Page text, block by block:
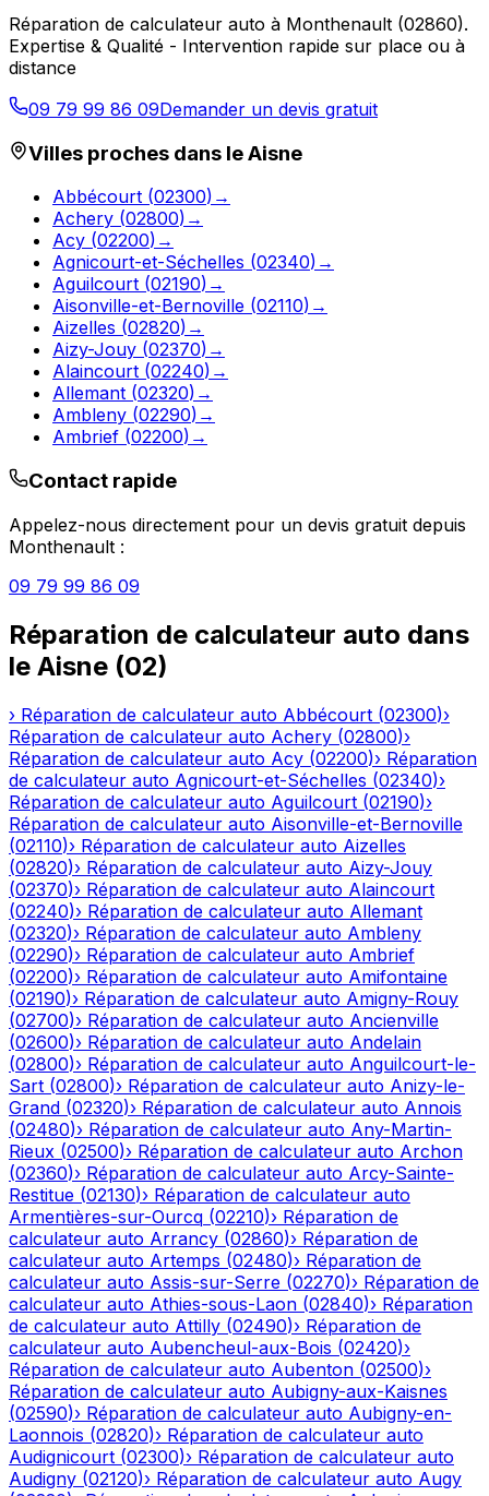
Réparation de calculateur auto à Monthenault (02860).
Expertise & Qualité - Intervention rapide sur place ou à
distance
09 79 99 86 09Demander un devis gratuit
Villes proches dans leAisne
Abbécourt (02300) →
Achery (02800) →
Acy (02200) →
Agnicourt-et-Séchelles (02340) →
Aguilcourt (02190) →
Aisonville-et-Bernoville (02110) →
Aizelles (02820) →
Aizy-Jouy (02370) →
Alaincourt (02240) →
Allemant (02320) →
Ambleny (02290) →
Ambrief (02200) →
Contact rapide
Appelez-nous directement pour un devis gratuit depuis
Monthenault :
09 79 99 86 09
Réparation de calculateur auto dans
le Aisne (02)
› Réparation de calculateur auto Abbécourt (02300)›
Réparation de calculateur auto Achery (02800)›
Réparation de calculateur auto Acy (02200)› Réparation
de calculateur auto Agnicourt-et-Séchelles (02340)›
Réparation de calculateur auto Aguilcourt (02190)›
Réparation de calculateur auto Aisonville-et-Bernoville
(02110)› Réparation de calculateur auto Aizelles
(02820)› Réparation de calculateur auto Aizy-Jouy
(02370)› Réparation de calculateur auto Alaincourt
(02240)› Réparation de calculateur auto Allemant
(02320)› Réparation de calculateur auto Ambleny
(02290)› Réparation de calculateur auto Ambrief
(02200)› Réparation de calculateur auto Amifontaine
(02190)› Réparation de calculateur auto Amigny-Rouy
(02700)› Réparation de calculateur auto Ancienville
(02600)› Réparation de calculateur auto Andelain
(02800)› Réparation de calculateur auto Anguilcourt-le-
Sart (02800)› Réparation de calculateur auto Anizy-le-
Grand (02320)› Réparation de calculateur auto Annois
(02480)› Réparation de calculateur auto Any-Martin-
Rieux (02500)› Réparation de calculateur auto Archon
(02360)› Réparation de calculateur auto Arcy-Sainte-
Restitue (02130)› Réparation de calculateur auto
Armentières-sur-Ourcq (02210)› Réparation de
calculateur auto Arrancy (02860)› Réparation de
calculateur auto Artemps (02480)› Réparation de
calculateur auto Assis-sur-Serre (02270)› Réparation de
calculateur auto Athies-sous-Laon (02840)› Réparation
de calculateur auto Attilly (02490)› Réparation de
calculateur auto Aubencheul-aux-Bois (02420)›
Réparation de calculateur auto Aubenton (02500)›
Réparation de calculateur auto Aubigny-aux-Kaisnes
(02590)› Réparation de calculateur auto Aubigny-en-
Laonnois (02820)› Réparation de calculateur auto
Audignicourt (02300)› Réparation de calculateur auto
Audigny (02120)› Réparation de calculateur auto Augy